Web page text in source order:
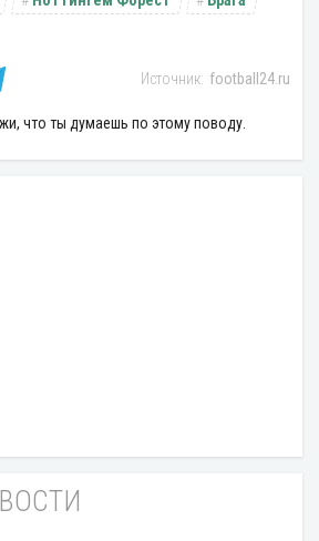
football24.ru
что ты думаешь по этому поводу.